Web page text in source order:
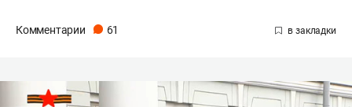
Комментарии 61